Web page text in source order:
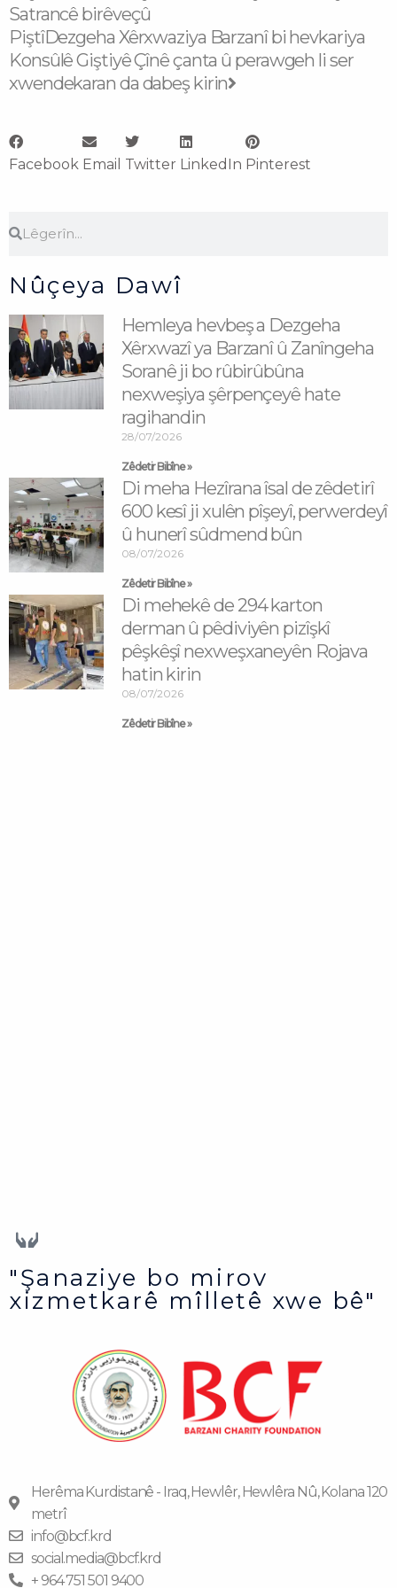
Satrancê birêveçû
PiştîDezgeha Xêrxwaziya Barzanî bi hevkariya
Konsûlê Giştiyê Çînê çanta û perawgeh li ser
xwendekaran da dabeş kirin
Facebook Email Twitter LinkedIn Pinterest
Nûçeya Dawî
Hemleya hevbeş a Dezgeha
Xêrxwazî ya Barzanî û Zanîngeha
Soranê ji bo rûbirûbûna
nexweşiya şêrpençeyê hate
ragihandin
28/07/2026
Zêdetir Bibîne »
Di meha Hezîrana îsal de zêdetirî
600 kesî ji xulên pîşeyî, perwerdeyî
û hunerî sûdmend bûn
08/07/2026
Zêdetir Bibîne »
Di mehekê de 294 karton
derman û pêdiviyên pizîşkî
pêşkêşî nexweşxaneyên Rojava
hatin kirin
08/07/2026
Zêdetir Bibîne »
"Şanaziye bo mirov
xizmetkarê mîlletê xwe bê"
Herêma Kurdistanê - Iraq, Hewlêr, Hewlêra Nû, Kolana 120
metrî
info@bcf.krd
social.media@bcf.krd
+ 964 751 501 9400